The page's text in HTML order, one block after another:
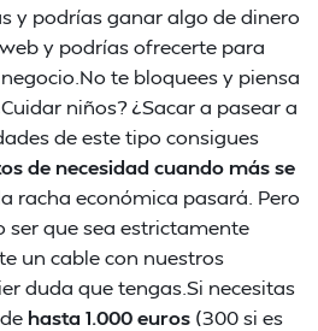
y podrías ganar algo de dinero
y podrías ofrecerte para
te bloquees y piensa
niños? ¿Sacar a pasear a
de este tipo consigues
de necesidad cuando más se
racha económica pasará. Pero
ser que sea estrictamente
un cable con nuestros
duda que tengas.Si necesitas
de hasta 1.000 euros (300 si es